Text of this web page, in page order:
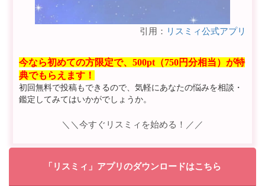
引用： リスミィ公式アプリ
今なら初めての方限定で、500pt（750円分相当）が特
典でもらえます！
初回無料で投稿もできるので、気軽にあなたの悩みを相談・
鑑定してみてはいかがでしょうか。
＼＼今すぐリスミィを始める！／／
「リスミィ」アプリのダウンロードはこちら